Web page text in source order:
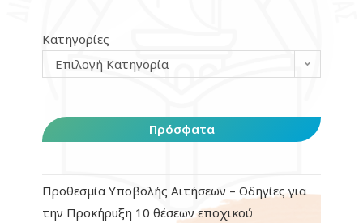
Κατηγορίες
Επιλογή Κατηγορία
Πρόσφατα
Προθεσμία Υποβολής Αιτήσεων – Οδηγίες για
την Προκήρυξη 10 θέσεων εποχικού